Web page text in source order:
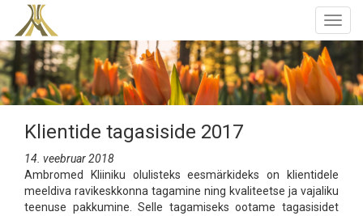
Klientide tagasiside 2017
14. veebruar 2018
Ambromed Kliiniku olulisteks eesmärkideks on klientidele
meeldiva ravikeskkonna tagamine ning kvaliteetse ja vajaliku
teenuse pakkumine. Selle tagamiseks ootame tagasisidet